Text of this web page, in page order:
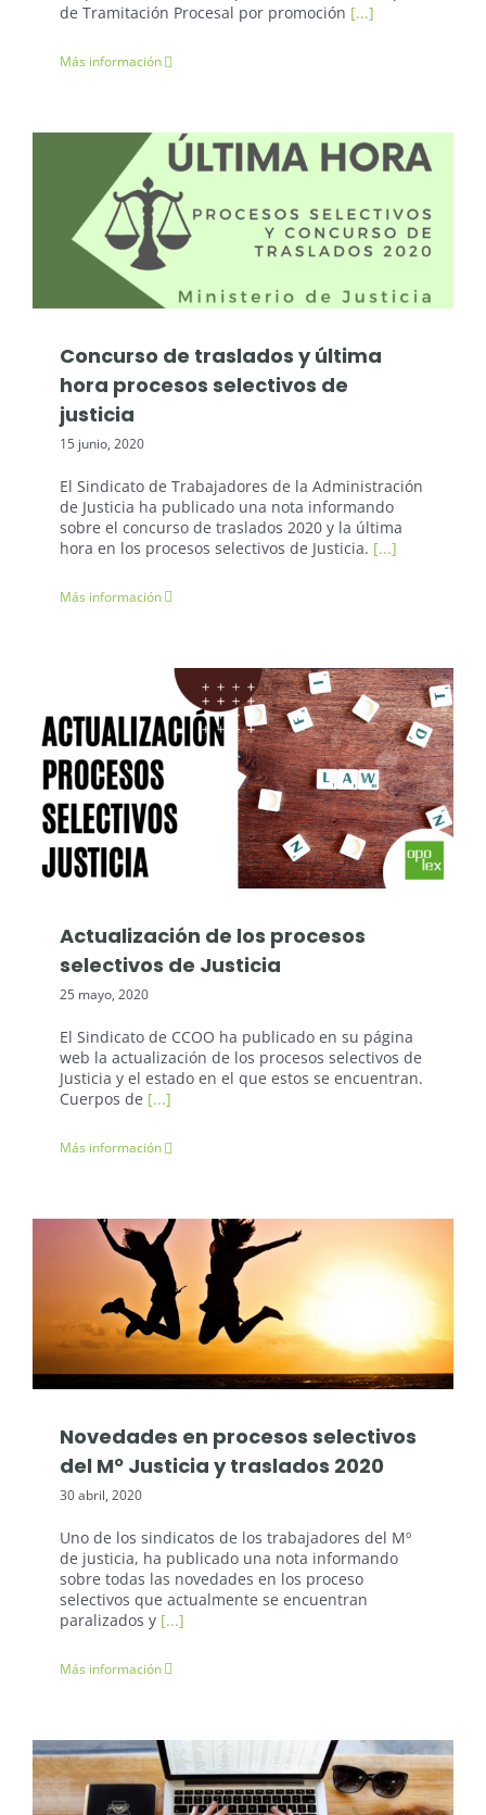
de Tramitación Procesal por promoción [...]
Más información
Oposiciones Justicia
Concurso de traslados y última
hora procesos selectivos de
justicia
15 junio, 2020
El Sindicato de Trabajadores de la Administración
de Justicia ha publicado una nota informando
sobre el concurso de traslados 2020 y la última
hora en los procesos selectivos de Justicia. [...]
Más información
Noticias Opolex Oposiciones Justicia
Actualización de los procesos
selectivos de Justicia
25 mayo, 2020
El Sindicato de CCOO ha publicado en su página
web la actualización de los procesos selectivos de
Justicia y el estado en el que estos se encuentran.
Cuerpos de [...]
Más información
Oposiciones Justicia
Novedades en procesos selectivos
del Mº Justicia y traslados 2020
30 abril, 2020
Uno de los sindicatos de los trabajadores del Mº
de justicia, ha publicado una nota informando
sobre todas las novedades en los proceso
selectivos que actualmente se encuentran
paralizados y [...]
Más información